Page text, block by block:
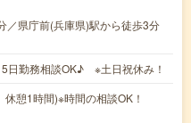
／県庁前(兵庫県)駅から徒歩3分
日勤務相談OK♪ ※土日祝休み！
憩1時間)※時間の相談OK！